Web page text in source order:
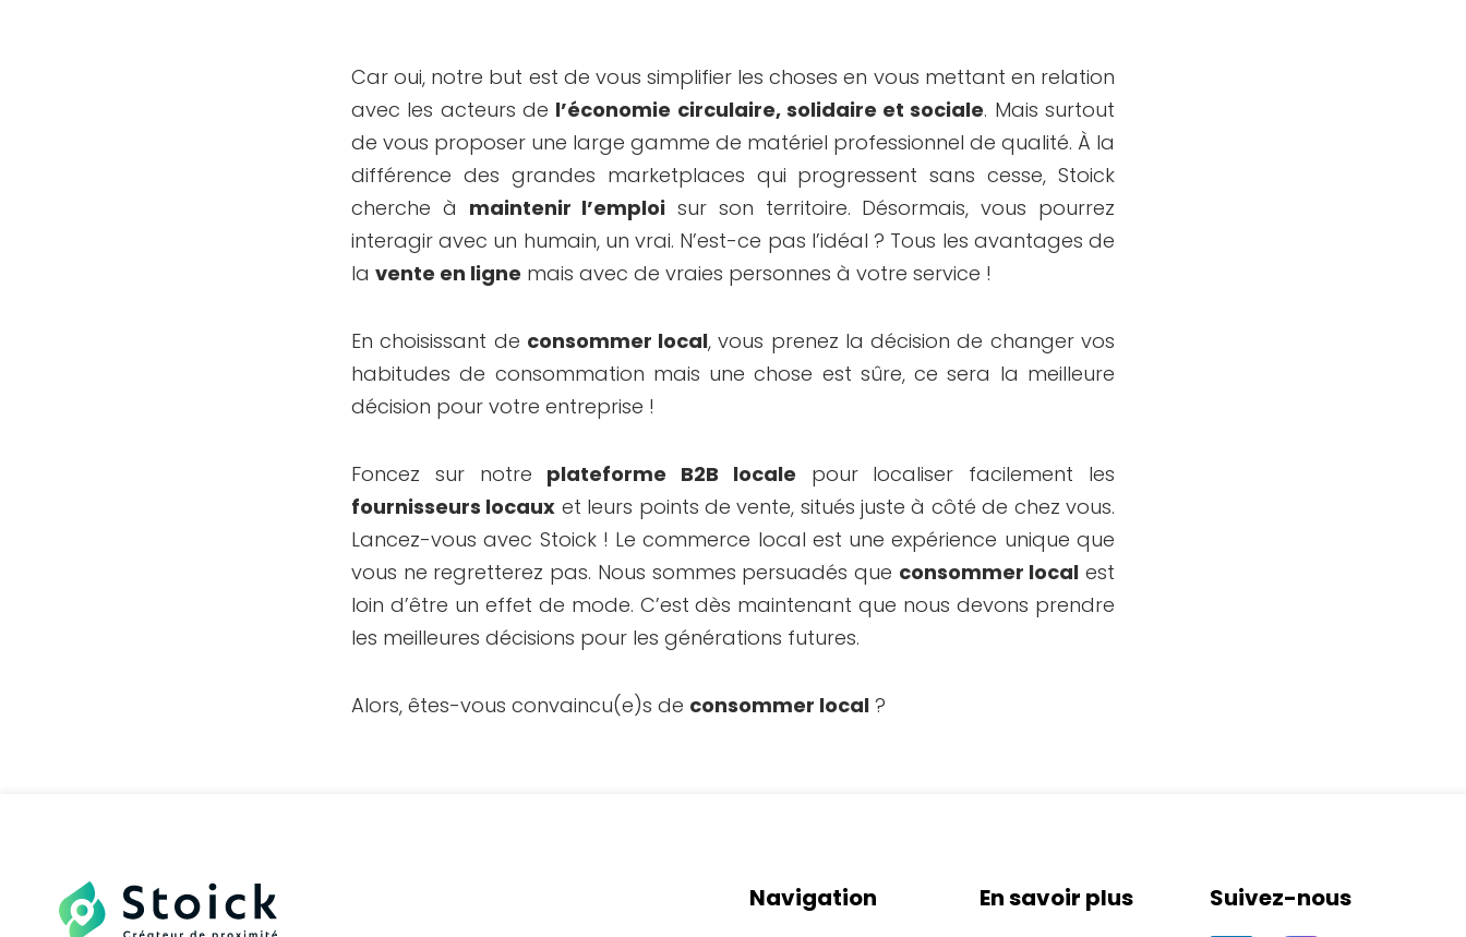
Car oui, notre but est de vous simplifier les choses en vous mettant en relation
avec les acteurs de l’économie circulaire, solidaire et sociale. Mais surtout
de vous proposer une large gamme de matériel professionnel de qualité. À la
différence des grandes marketplaces qui progressent sans cesse, Stoick
cherche à maintenir l’emploi sur son territoire. Désormais, vous pourrez
interagir avec un humain, un vrai. N’est-ce pas l’idéal ? Tous les avantages de
la vente en ligne mais avec de vraies personnes à votre service !
En choisissant de consommer local, vous prenez la décision de changer vos
habitudes de consommation mais une chose est sûre, ce sera la meilleure
décision pour votre entreprise !
Foncez sur notre plateforme B2B locale pour localiser facilement les
fournisseurs locaux et leurs points de vente, situés juste à côté de chez vous.
Lancez-vous avec Stoick ! Le commerce local est une expérience unique que
vous ne regretterez pas. Nous sommes persuadés que consommer local est
loin d’être un effet de mode. C’est dès maintenant que nous devons prendre
les meilleures décisions pour les générations futures.
Alors, êtes-vous convaincu(e)s de consommer local ?
Navigation En savoir plus Suivez-nous